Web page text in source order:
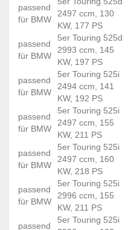
passend
für BMW
2497 ccm, 130
KW, 177 PS
passend
für BMW
5er Touring 525d
2993 ccm, 145
KW, 197 PS
passend
für BMW
5er Touring 525i
2494 ccm, 141
KW, 192 PS
passend
für BMW
5er Touring 525i
2497 ccm, 155
KW, 211 PS
passend
für BMW
5er Touring 525i
2497 ccm, 160
KW, 218 PS
passend
für BMW
5er Touring 525i
2996 ccm, 155
KW, 211 PS
passend
5er Touring 525i